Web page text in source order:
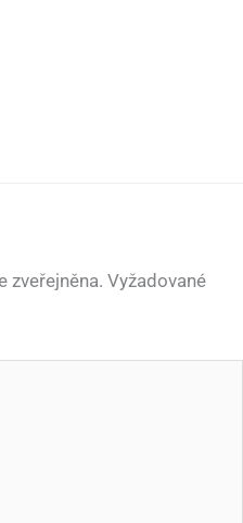
zveřejněna. Vyžadované